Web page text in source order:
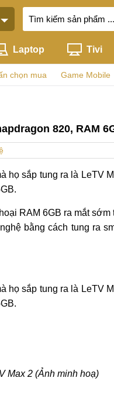
Laptop Tivi
chọn mua Game Mobile
820, RAM
sắp tung ra là LeTV
RAM 6GB ra mắt
bằng cách tung ra
sắp tung ra là LeTV
Max 2 (Ảnh minh hoạ)